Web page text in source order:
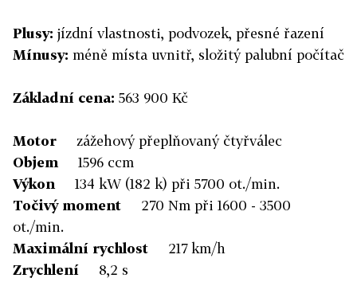
Plusy: jízdní vlastnosti, podvozek, přesné řazení
Mínusy: méně místa uvnitř, složitý palubní počítač
Základní cena: 563 900 Kč
Motor
zážehový přeplňovaný čtyřválec
Objem1596 ccm
Výkon134 kW (182 k) při 5700 ot./min.
Točivý moment
270 Nm při 1600 - 3500
ot./min.
Maximální rychlost
217 km/h
Zrychlení
8,2 s